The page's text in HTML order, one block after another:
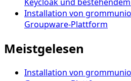
Installation von
Groupware-Plattform
Meistgelesen
Installation von